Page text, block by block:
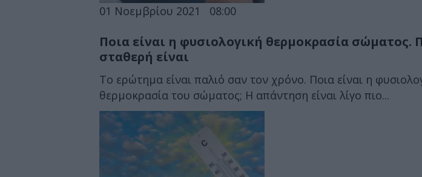
01 Νοεμβρίου 2021 08:00
Ποια είναι η φυσιολογική θερμοκρασία σώματος.
σταθερή είναι
Το ερώτημα είναι παλιό σαν τον χρόνο. Ποια είναι η
θερμοκρασία του σώματος; Η απάντηση είναι λίγο πιο...